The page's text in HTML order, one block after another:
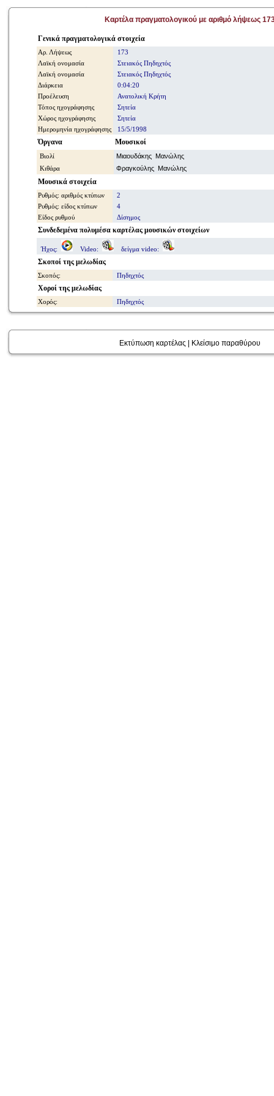
Καρτέλα πραγματολογικού με αριθμό λήψεως
Γενικά πραγματολογικά στοιχεία
Αρ. Λήψεως
173
Λαϊκή ονομασία
Στειακός Πηδηχτός
Λαϊκή ονομασία
Στειακός Πηδηχτός
Διάρκεια
0:04:20
Προέλευση
Ανατολική Κρήτη
Τόπος ηχογράφησης
Σητεία
Χώρος ηχογράφησης
Σητεία
Ημερομηνία ηχογράφησης
15/5/1998
Όργανα Μουσικοί
Βιολί
Μιαουδάκης Μανώλης
Κιθάρα
Φραγκούλης Μανώλης
Μουσικά στοιχεία
Ρυθμός: αριθμός κτύπων
2
Ρυθμός: είδος κτύπων
4
Είδος ρυθμού
Δίσημος
Συνδεδεμένα πολυμέσα καρτέλας μουσικών στοιχείων
Ήχος: Video: δείγμα video:
Σκοποί της μελωδίας
Σκοπός: Πηδηχτός
Χοροί της μελωδίας
Χορός: Πηδηχτός
Εκτύπωση καρτέλας Κλείσιμο παραθύρου